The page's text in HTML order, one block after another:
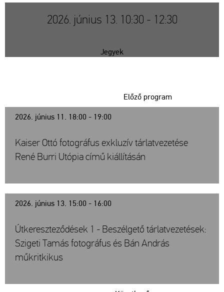
2026. június 13. 10:30 - 12:30
Jegyek
2026. június 11. 18:00 - 19:00
Előző program
Kaiser Ottó fotográfus exkluzív tárlatvezetése
René Burri Utópia című kiállításán
2026. június 13. 15:00 - 16:00
Útkereszteződések 1 - Beszélgető tárlatvezetések:
Szigeti Tamás fotográfus és Bán András
műkritkikus